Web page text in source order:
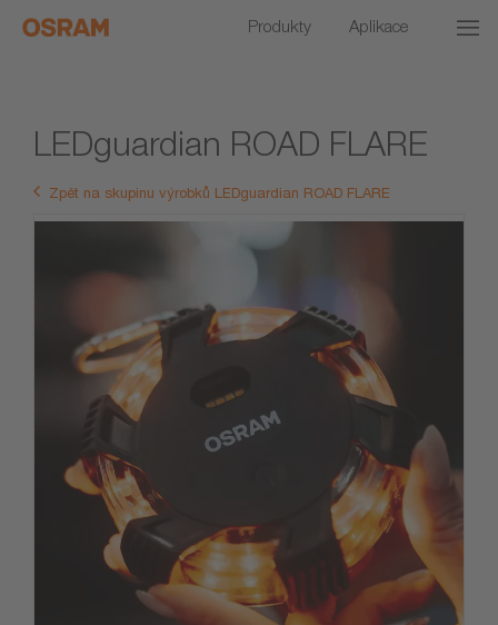
Produkty Aplikace
LEDguardian ROAD FLARE
Zpět na skupinu výrobků LEDguardian ROAD FLARE